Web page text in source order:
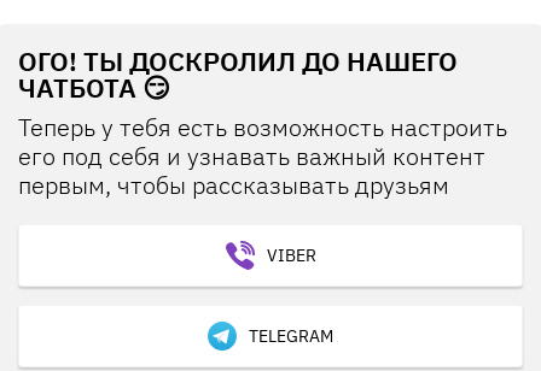
ОГО! ТЫ ДОСКРОЛИЛ ДО НАШЕГО
ЧАТБОТА 😏
Теперь у тебя есть возможность настроить
его под себя и узнавать важный контент
первым, чтобы рассказывать друзьям
VIBER
TELEGRAM